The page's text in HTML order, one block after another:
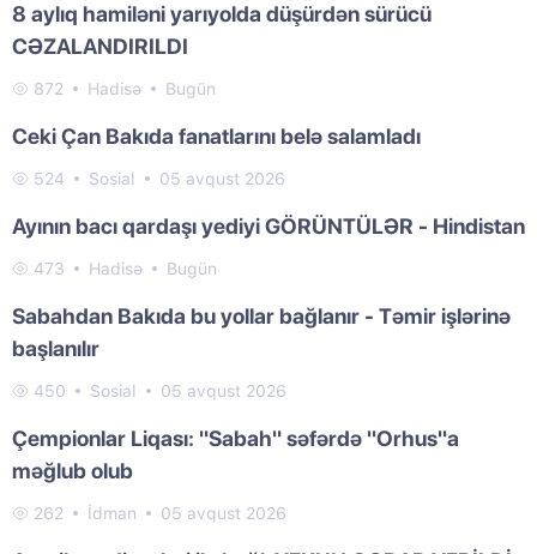
8 aylıq hamiləni yarıyolda düşürdən sürücü
CƏZALANDIRILDI
872 Hadisə Bugün
Ceki Çan Bakıda fanatlarını belə salamladı
524 Sosial 05 avqust 2026
Ayının bacı qardaşı yediyi GÖRÜNTÜLƏR - Hindistan
473 Hadisə Bugün
Sabahdan Bakıda bu yollar bağlanır - Təmir işlərinə
başlanılır
450 Sosial 05 avqust 2026
Çempionlar Liqası: "Sabah" səfərdə "Orhus"a
məğlub olub
262 İdman 05 avqust 2026